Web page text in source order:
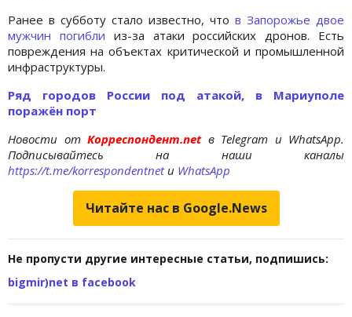
Ранее в субботу стало известно, что в Запорожье двое
мужчин погибли из-за атаки российских дронов. Есть
повреждения на объектах критической и промышленной
инфраструктуры.
Ряд городов России под атакой, в Мариуполе
поражён порт
Новости отКорреспондент.net в Telegram и WhatsApp.
Подписывайтесь на наши каналы
https://t.me/korrespondentnetи WhatsApp
Читайте нас в Google.News
Не пропусти другие интересные статьи, подпишись:
bigmir)net в facebook